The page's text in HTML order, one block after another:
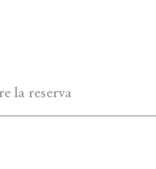
la reserva